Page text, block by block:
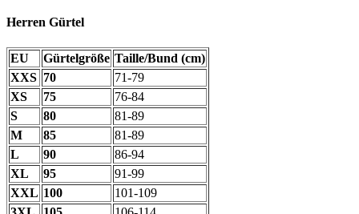
Herren Gürtel
EU Gürtelgröße Taille/Bund (cm)
XXS 70
71-79
XS
75
76-84
S
80
81-89
M
85
81-89
L
90
86-94
XL
95
91-99
XXL 100
101-109